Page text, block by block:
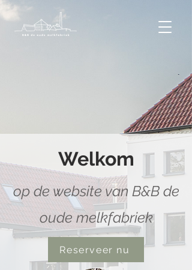
Welkom
op de website van B&B de
oude melkfabriek
Reserveer nu